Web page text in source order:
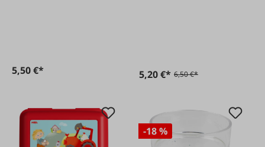
5,50 €* 5,20 €* 6,50 €*
-18 %